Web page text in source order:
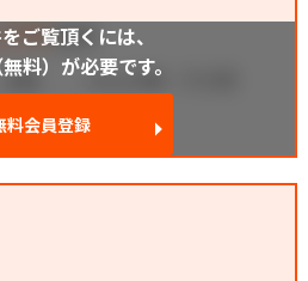
ご覧頂くには、
料）が必要です。
料会員登録